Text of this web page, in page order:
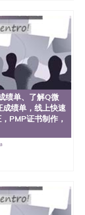
中央昆士兰大
硕士做文凭/购
澳洲读书未毕
澳洲读CQU中央
/澳洲读本科硕
假文凭学历办
成绩单Q微
绩单，线上快速
PMP证书制作，
绩单、了解Q微
绩单，线上快速
PMP证书制作，